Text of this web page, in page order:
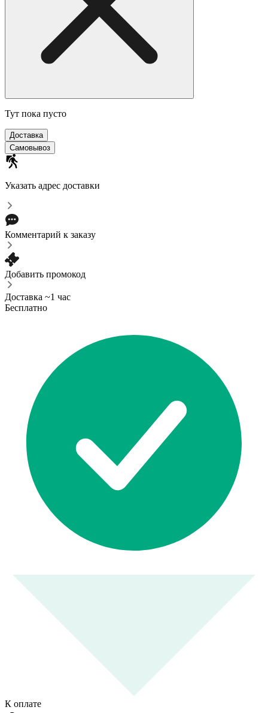
Тут пока пусто
Доставка
Самовывоз
Указать адрес доставки
Комментарий к заказу
Добавить промокод
Доставка ~1 час
Бесплатно
К оплате